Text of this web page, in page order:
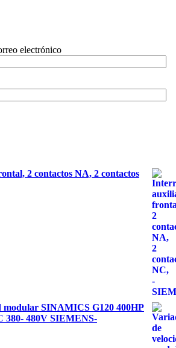
electrónico
2 contactos NA, 2 contactos
modular SINAMICS G120 400HP
380- 480V SIEMENS-